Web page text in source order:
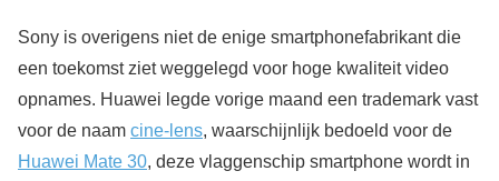
Sony is overigens niet de enige smartphonefabrikant die
een toekomst ziet weggelegd voor hoge kwaliteit video
opnames. Huawei legde vorige maand een trademark vast
voor de naam cine-lens, waarschijnlijk bedoeld voor de
Huawei Mate 30, deze vlaggenschip smartphone wordt in